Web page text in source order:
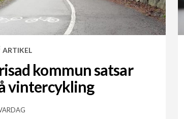
ARTIKEL
kommun satsar
vintercykling